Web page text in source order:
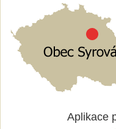
Aplikace